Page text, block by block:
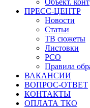
Объект.
ПРЕСС-ЦЕНТР
Новости
Статьи
ТВ сюжеты
Листовки
РСО
Правила
ВАКАНСИИ
ВОПРОС-ОТВЕТ
КОНТАКТЫ
ОПЛАТА ТКО